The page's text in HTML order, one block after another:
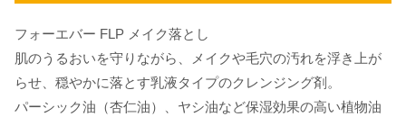
フォーエバー FLP メイク落とし
肌のうるおいを守りながら、メイクや毛穴の汚れを浮き上が
らせ、穏やかに落とす乳液タイプのクレンジング剤。
パーシック油（杏仁油）、ヤシ油など保湿効果の高い植物油